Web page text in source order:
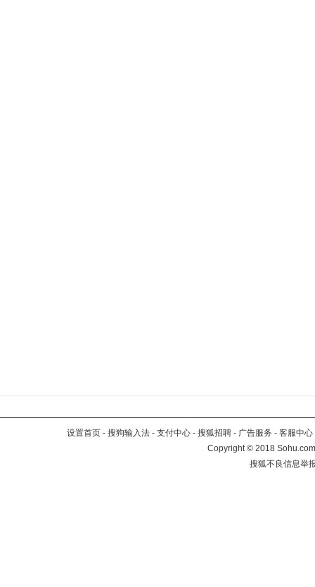
设置首页 - 搜狗输入法 - 支付中心 - 搜狐招聘 - 广告服务 - 客服中心
Copyright©2018
搜狐不良信息举